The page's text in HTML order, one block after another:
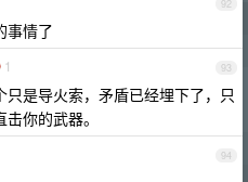
92
事情了
93
1
是导火索，矛盾已经埋下了，只
你的武器。
94